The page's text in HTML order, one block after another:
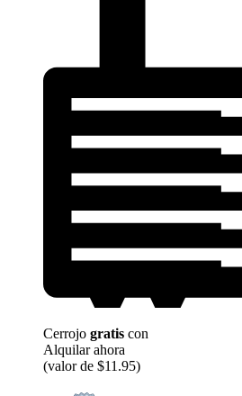
Cerrojo gratis con
Alquilar ahora
(valor de $11.95)